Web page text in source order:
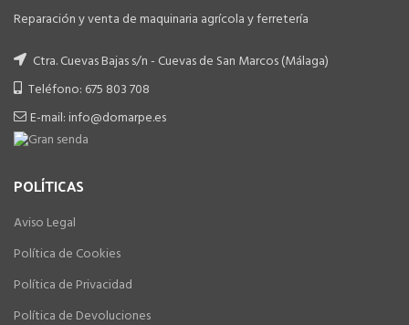
Reparación y venta de maquinaria agrícola y ferretería
Ctra. Cuevas Bajas s/n - Cuevas de San Marcos (Málaga)
Teléfono: 675 803 708
E-mail: info@domarpe.es
POLÍTICAS
Aviso Legal
Política de Cookies
Política de Privacidad
Política de Devoluciones